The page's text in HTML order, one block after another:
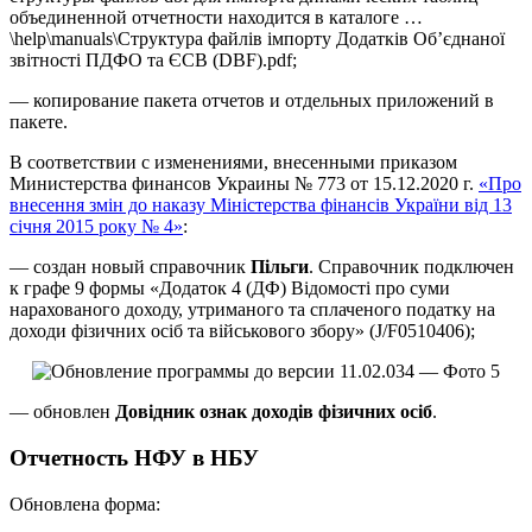
объединенной отчетности находится в каталоге …
\help\manuals\Структура файлів імпорту Додатків Об’єднаної
звітності ПДФО та ЄСВ (DBF).pdf;
— копирование пакета отчетов и отдельных приложений в
пакете.
В соответствии с изменениями, внесенными приказом
Министерства финансов Украины № 773 от 15.12.2020 г. «Про
внесення змін до наказу Міністерства фінансів України від 13
січня 2015 року № 4»:
— создан новый справочник Пільги. Справочник подключен
к графе 9 формы «Додаток 4 (ДФ) Відомості про суми
нарахованого доходу, утриманого та сплаченого податку на
доходи фізичних осіб та військового збору» (J/F0510406);
— обновлен Довідник ознак доходів фізичних осіб.
Отчетность НФУ в НБУ
Обновлена форма: